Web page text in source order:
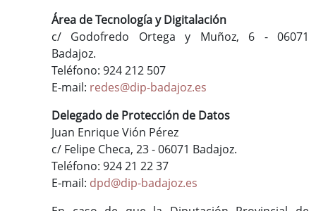
Área de Tecnología y Digitalación
c/ Godofredo Ortega y Muñoz, 6 - 06071
Badajoz.
Teléfono: 924 212 507
E-mail: redes@dip-badajoz.es
Delegado de Protección de Datos
Juan Enrique Vión Pérez
c/ Felipe Checa, 23 - 06071 Badajoz.
Teléfono: 924 21 22 37
E-mail: dpd@dip-badajoz.es